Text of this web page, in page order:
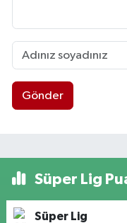
Gönder
Süper Lig
Süper Lig